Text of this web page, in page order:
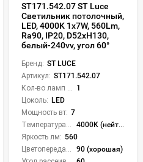
ST171.542.07 ST Luce
Светильник потолочный,
LED, 4000K 1х7W, 560Lm,
Ra90, IP20, D52xH130,
белый-240vv, угол 60°
Бренд: ST LUCE
Артикул: ST171.542.07
1
Цоколь: LED
Мощность вт: 7
4000K (нейтральный)
Яркость лм: 560
90 (хорошая)